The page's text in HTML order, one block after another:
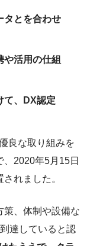
タとを合わせ
や活用の仕組
て、DX認定
良な取り組みを
2020年5月15日
れました。
策、体制や設備な
達していると認